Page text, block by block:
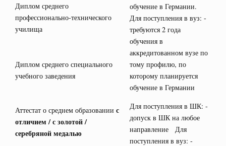
обучение в Германии.
Для поступления в вуз: -
требуются 2 года
обучения в
аккредитованном вузе по
тому профилю, по
которому планируется
обучение в Германии
Диплом среднего
профессионально-технического
училища
Диплом среднего специального
учебного заведения
Аттестат о среднем образовании с
отличием / с золотой /
серебряной медалью
Для поступления в ШК: -
допуск в ШК на любое
направление Для
поступления в вуз: -